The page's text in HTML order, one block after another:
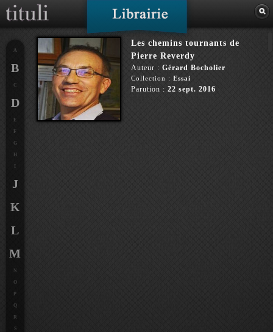
Les chemins tournants de
Pierre Reverdy
Auteur : Gérard Bocholier
Collection : Essai
Parution : 22 sept. 2016
A
B
C
D
E
F
G
H
J
K
L
M
N
O
P
Q
R
S